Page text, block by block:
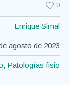
0
Enrique Simal
agosto de 2023
, Patologías fisio